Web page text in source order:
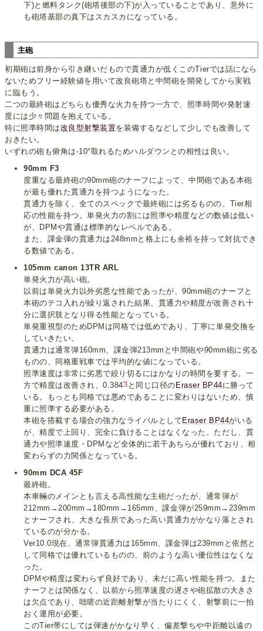
下)と燃料タンク(砲塔後部の下)が入っていることであり、意外に
も砲塔基部の真下はスカスカになっている。
主砲
初期砲は前身から引き継いだもので貫通力が低くこのTierでは話になら
ないためフリー経験値を用いて改良砲塔と中間砲を開発してから実戦
に臨もう。
二つの最終砲はどちらも優秀な火力を持つ一方で、照準時間や発射速
度には少々問題を抱えている。
特に照準時間は改良型射撃装置を装備するなどして少しでも改善して
おきたい。
いずれの砲も俯角は-10°取れるためハルダウンとの相性は良い。
90mm F3
度重なる最終砲の90mm砲のナーフによって、中間砲である本砲
が最も優れた貫通力を持つようになった。
貫通力を除く、全てのスペックで最終砲には劣るものの、Tier相
応の性能を持つ。単発火力の割には照準や精度などの数値は低い
が、DPMや貫通は標準的なレベルである。
また、課金弾の貫通力は248mmと格上にも余裕を持って対抗でき
る数値である。
105mm canon 13TR ARL
単発火力が高い砲。
以前は単発火力以外劣悪な性能であったが、90mm砲のナーフと
本砲のテコ入れが繰り返された結果、貫通力や精度が改善され十
分に選択肢となり得る性能となっている。
単発重視型のためDPMは同格では低めであり、丁寧に単発交換を
していきたい。
貫通力は通常弾160mm、課金弾213mmと中間砲や90mm砲に劣る
ものの、同格重戦車では平均的な値になっている。
照準速度は非常に劣悪で絞り切るにはかなりの時間を要する。一
方で精度は改善され、0.384*1と同じ口径の Eraser BP44に勝って
いる。もっとも同格では悪めであることに変わりはないため、慎
重に照準する必要がある。
本砲を搭載する場合の強力なライバルとして Eraser BP44がいる
が、精度で上回り、完全に負けることはなくなった。ただし、貫
通力や照準速度・DPMなど全体的に若干あちらが優れており、相
変わらずの力関係となっている。
90mm DCA 45F
最終砲。
本車輛のメインとも言える高性能な主砲だったが、通常弾が
212mm→200mm→180mm→165mm、課金弾が259mm→239mm
とナーフされ、大きな長所であった高い貫通力がかなり落とされ
ているのが分かる。
Ver10.0現在、通常弾貫通力は165mm、課金弾は239mmと依然と
して同格では優れているものの、前のような高い優位性はなくな
った。
DPMや精度は変わらず良好であり、未だに高い性能を持つ。また
ナーフとは関係なく、以前から照準速度の遅さや砲拡散の大きさ
は欠点であり、咄嗟の近距離射撃が当たりにくく、射撃前に一拍
おく運用が必要。
このTier帯にしては弾速がかなり早く、偏差撃ちや中距離以遠の